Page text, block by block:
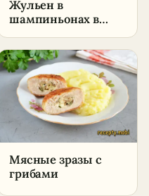
Жульен в
шампиньонах в
пошаговый рецепт
в домашних
условиях
Мясные зразы с
грибами